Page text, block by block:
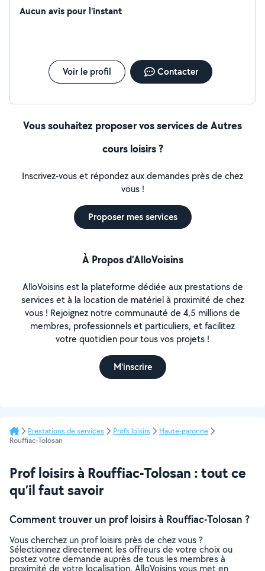
Aucun avis pour l'instant
Voir le profil Contacter
Vous souhaitez proposer vos services de Autres
cours loisirs ?
Inscrivez-vous et répondez aux demandes près de chez
vous !
Proposer mes services
À Propos d’AlloVoisins
AlloVoisins est la plateforme dédiée aux prestations de
services et à la location de matériel à proximité de chez
vous ! Rejoignez notre communauté de 4,5 millions de
membres, professionnels et particuliers, et facilitez
votre quotidien pour tous vos projets !
M'inscrire
Prestations de services Profs loisirs
Haute-garonne
Rouffiac-Tolosan
Prof loisirs à Rouffiac-Tolosan : tout ce
qu’il faut savoir
Comment trouver un prof loisirs à Rouffiac-Tolosan ?
Vous cherchez un prof loisirs près de chez vous ?
Sélectionnez directement les offreurs de votre choix ou
postez votre demande auprès de tous les membres à
proximité de votre localisation. AlloVoisins vous met en